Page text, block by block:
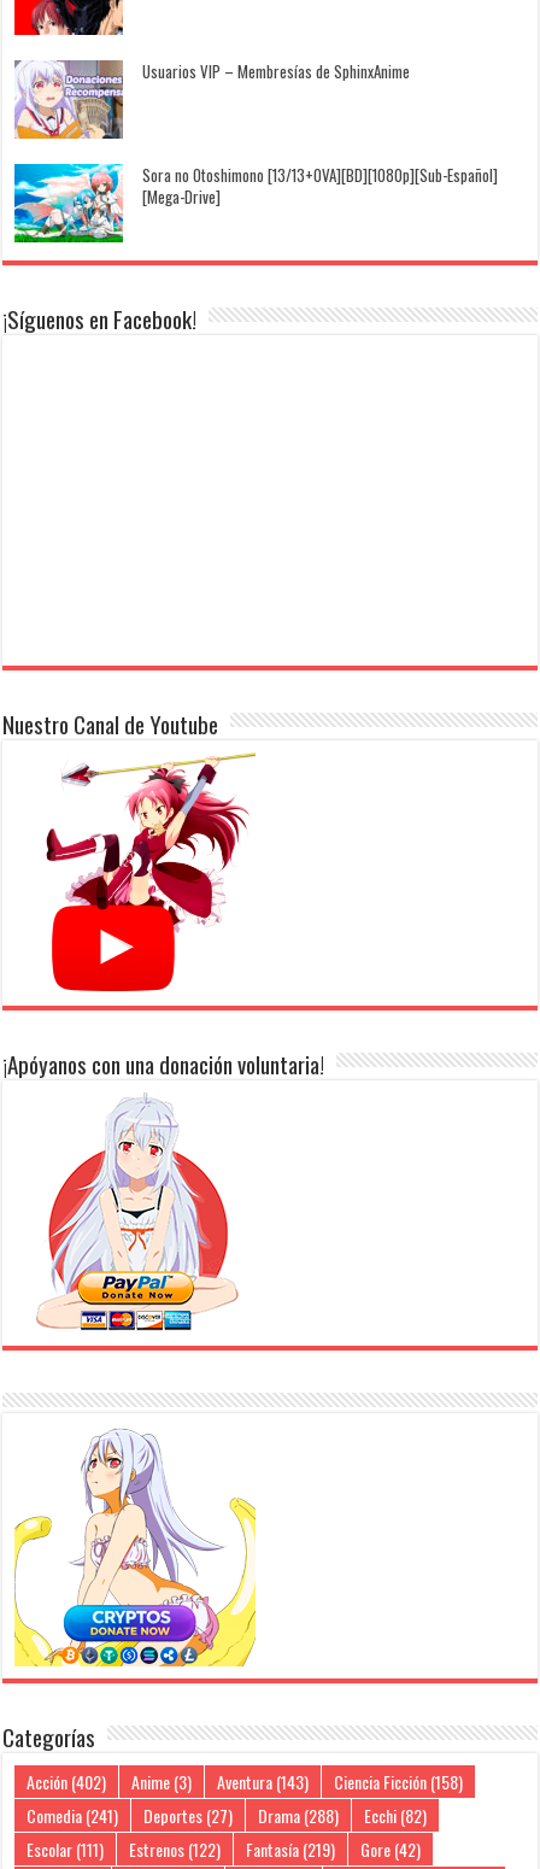
Usuarios VIP – Membresías de SphinxAnime
Sora no Otoshimono [13/13+OVA][BD][1080p][Sub-Español]
[Mega-Drive]
¡Síguenos en Facebook!
Nuestro Canal de Youtube
¡Apóyanos con una donación voluntaria!
Categorías
Acción(402) Anime(3) Aventura(143) Ciencia Ficción(158)
Comedia(241) Deportes(27) Drama(288) Ecchi(82)
Escolar(111) Estrenos(122) Fantasía(219) Gore(42)